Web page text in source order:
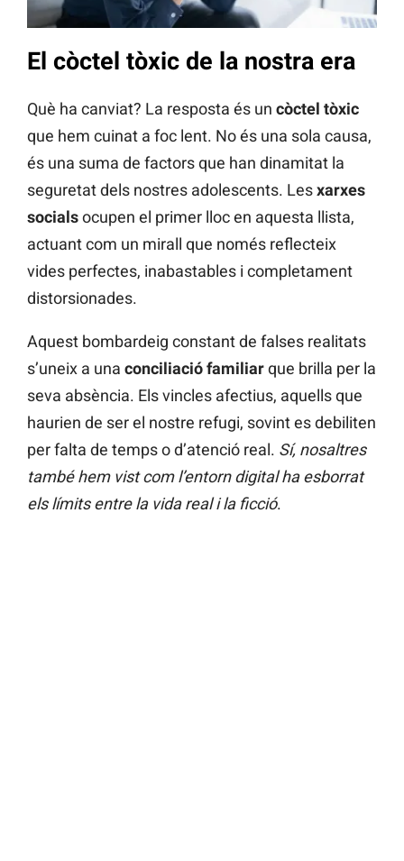
El còctel tòxic de la nostra era
Què ha canviat? La resposta és un còctel tòxic
que hem cuinat a foc lent. No és una sola causa,
és una suma de factors que han dinamitat la
seguretat dels nostres adolescents. Lesxarxes
socialsocupen el primer lloc en aquesta llista,
actuant com un mirall que només reflecteix
vides perfectes, inabastables i completament
distorsionades.
Aquest bombardeig constant de falses realitats
s’uneix a una conciliació familiarque brilla per la
seva absència. Els vincles afectius, aquells que
haurien de ser el nostre refugi, sovint es debiliten
per falta de temps o d’atenció real. Sí, nosaltres
també hem vist com l’entorn digital ha esborrat
els límits entre la vida real i la ficció.